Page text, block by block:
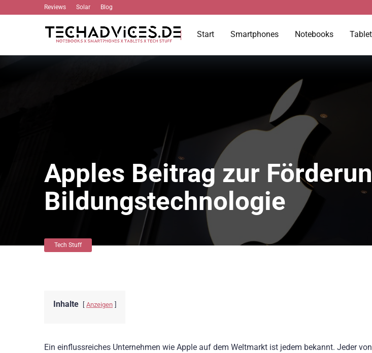
Reviews Solar Blog
Start Smartphones Notebooks
Apples Beitrag zur
Bildungstechnologie
Tech Stuff
Inhalte Anzeigen
Ein einflussreiches Unternehmen wie Apple auf dem Weltmarkt ist jedem bekannt. Jeder